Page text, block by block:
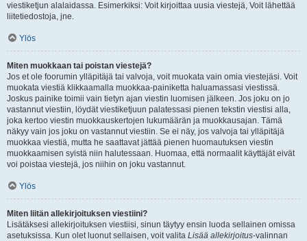
viestiketjun alalaidassa. Esimerkiksi: Voit kirjoittaa uusia viestejä, Voit lähettää
liitetiedostoja, jne.
Ylös
Miten muokkaan tai poistan viestejä?
Jos et ole foorumin ylläpitäjä tai valvoja, voit muokata vain omia viestejäsi. Voit
muokata viestiä klikkaamalla muokkaa-painiketta haluamassasi viestissä.
Joskus painike toimii vain tietyn ajan viestin luomisen jälkeen. Jos joku on jo
vastannut viestiin, löydät viestiketjuun palatessasi pienen tekstin viestisi alla,
joka kertoo viestin muokkauskertojen lukumäärän ja muokkausajan. Tämä
näkyy vain jos joku on vastannut viestiin. Se ei näy, jos valvoja tai ylläpitäjä
muokkaa viestiä, mutta he saattavat jättää pienen huomautuksen viestin
muokkaamisen syistä niin halutessaan. Huomaa, että normaalit käyttäjät eivät
voi poistaa viestejä, jos niihin on joku vastannut.
Ylös
Miten liitän allekirjoituksen viestiini?
Lisätäksesi allekirjoituksen viestiisi, sinun täytyy ensin luoda sellainen omissa
asetuksissa. Kun olet luonut sellaisen, voit valita Lisää allekirjoitus-valinnan